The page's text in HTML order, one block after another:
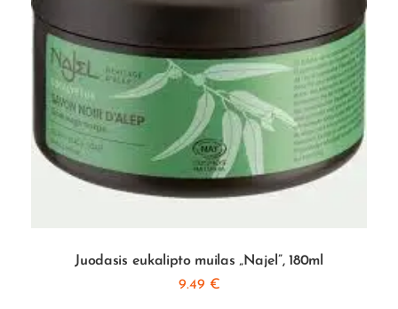
Juodasis eukalipto muilas „Najel”, 180ml
9.49 €